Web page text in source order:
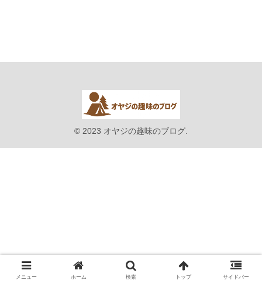
© 2023 オヤジの趣味のブログ.
メニュー ホーム 検索 トップ サイドバー